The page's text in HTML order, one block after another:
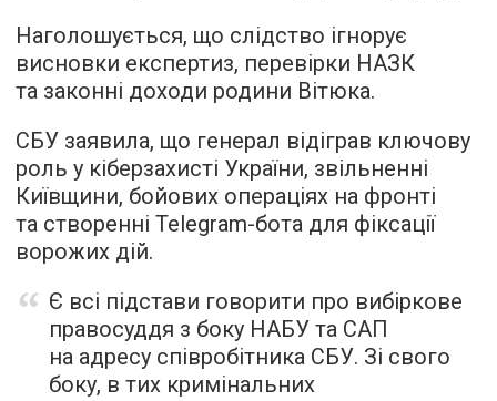
Наголошується, що слідство ігнорує
висновки експертиз, перевірки НАЗК
та законні доходи родини Вітюка.
СБУ заявила, що генерал відіграв ключову
роль у кіберзахисті України, звільненні
Київщини, бойових операціях на фронті
та створенні Telegram-бота для фіксації
ворожих дій.
Є всі підстави говорити про вибіркове
правосуддя з боку НАБУ та САП
на адресу співробітника СБУ. Зі свого
боку, в тих кримінальних